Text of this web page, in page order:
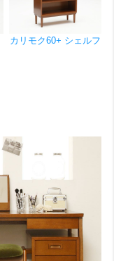
カリモク60+ シェルフ